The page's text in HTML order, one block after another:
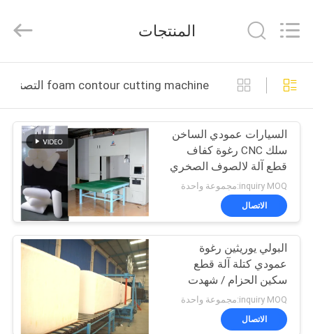
الصفحة
الرئيسية
منتجات
معلومات
جولة
المعمل
equipment
Rights
المنتجات
foam contour cutting machine التصنيع عبر الإنترنت
السيارات عمودي الساخن
سلك CNC رغوة كفاف
قطع آلة لالصوف الصخري
inquiry MOQ:مجموعة واحدة
الاتصال
البولي يوريثين رغوة
عمودي كتلة آلة قطع
سكين الحزام / شهدت
أسنان نوع
inquiry MOQ:مجموعة واحدة
الاتصال